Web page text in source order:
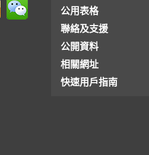
公用表格
聯絡及支援
公開資料
相關網址
快速用戶指南